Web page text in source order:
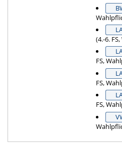
(4.-6.
FS,
FS,
FS,